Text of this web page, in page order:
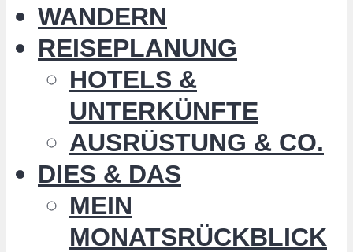
WANDERN
REISEPLANUNG
HOTELS &
UNTERKÜNFTE
AUSRÜSTUNG & CO.
DIES & DAS
MEIN
MONATSRÜCKBLICK